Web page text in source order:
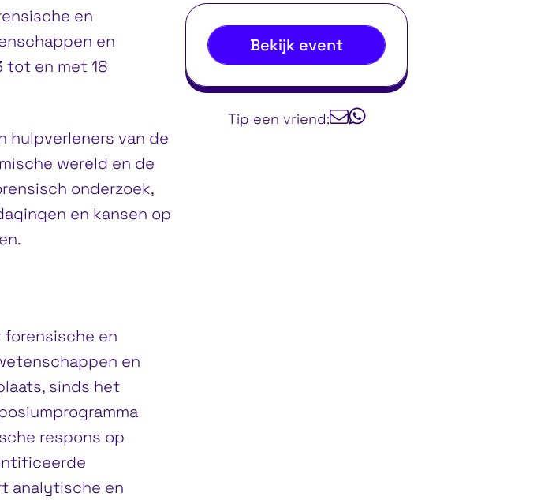
en
en
tot en met 18
hulpverleners van de
wereld en de
onderzoek,
en kansen op
forensische en
en
sinds het
respons op
analytische en
Bekijk event
Tip een vriend: